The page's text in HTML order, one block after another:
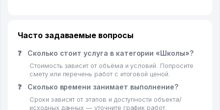
Часто задаваемые вопросы
❓ Сколько стоит услуга в категории «Школы»?
Стоимость зависит от объёма и условий. Попросите
смету или перечень работ с итоговой ценой.
❓ Сколько времени занимает выполнение?
Сроки зависят от этапов и доступности объекта/
исходных данных — уточните график работ.